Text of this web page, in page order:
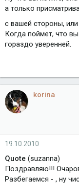
а только
с вашей стороны,
Когда поймет, что
гораздо уверенней.
korina
19.10.2010
Quote (suzanna)
Поздравляю!!!
Разбегаемся - , ну